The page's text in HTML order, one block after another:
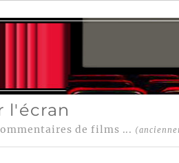
l'écran
de films ...